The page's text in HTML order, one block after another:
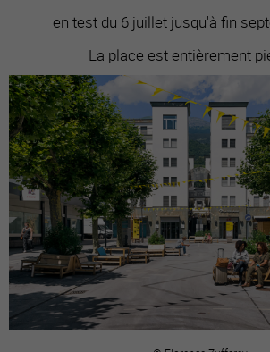
en test du 6 juillet jusqu'à fin
La place est entièrement